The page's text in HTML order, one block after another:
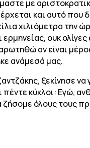
με
και αυτό που
χιλιόμετρα την
ουκ
αν είναι
ανάμεσά μας.
ξεκίνησε να
κύκλοι: Εγώ,
όλους τους